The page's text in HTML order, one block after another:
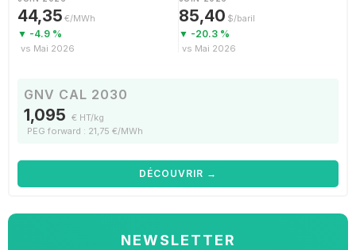
44,35 €/MWh
▼ -4.9 %
vs Mai 2026
85,40 $/baril
▼ -20.3 %
vs Mai 2026
GNV CAL 2030
1,095 € HT/kg
PEG forward : 21,75 €/MWh
DÉCOUVRIR →
NEWSLETTER